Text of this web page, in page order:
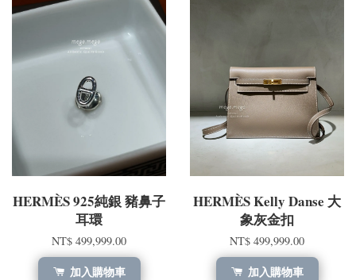
HERMÈS 925純銀 豬鼻子
耳環
NT$ 499,999.00
加入購物車
HERMÈS Kelly Danse 大
象灰金扣
NT$ 499,999.00
加入購物車